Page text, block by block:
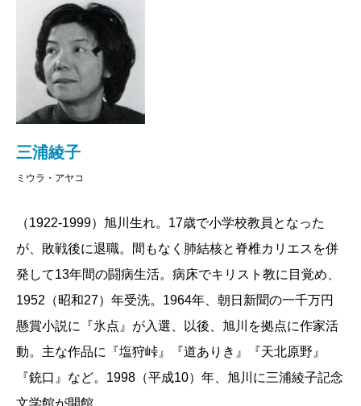
三浦綾子
ミウラ・アヤコ
（1922-1999）旭川生れ。17歳で小学校教員となった
が、敗戦後に退職。間もなく肺結核と脊椎カリエスを併
発して13年間の闘病生活。病床でキリスト教に目覚め、
1952（昭和27）年受洗。1964年、朝日新聞の一千万円
懸賞小説に『氷点』が入選、以後、旭川を拠点に作家活
動。主な作品に『塩狩峠』『道ありき』『天北原野』
『銃口』など。1998（平成10）年、旭川に三浦綾子記念
文学館が開館。